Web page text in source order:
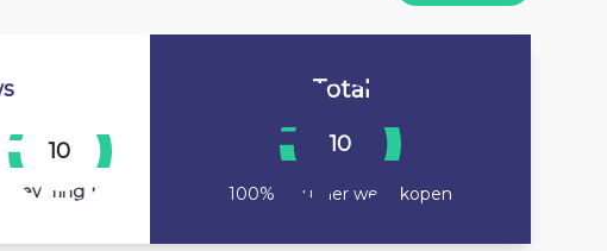
10
Levering 10
Total
10
100% Zou hier weer kopen